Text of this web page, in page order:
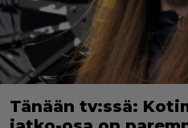
Tänään tv:ssä: